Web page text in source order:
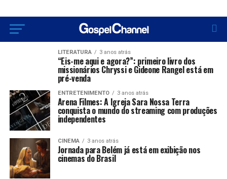
LITERATURA 3 anos atrás
“Eis-me aqui e agora?”: primeiro livro dos
missionários Chryssi e Gideone Rangel está em
pré-venda
ENTRETENIMENTO 3 anos atrás
Arena Filmes: A Igreja Sara Nossa Terra
conquista o mundo do streaming com produções
independentes
CINEMA 3 anos atrás
Jornada para Belém já está em exibição nos
cinemas do Brasil